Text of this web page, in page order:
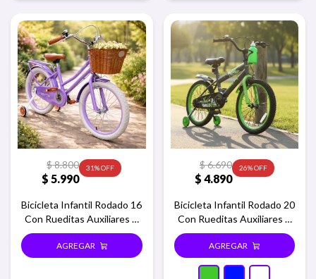
$ 5.990
$8.800 31
Bicicleta Infantil Rodado 16
Con Rueditas Auxiliares Y
Canasto - Violeta
$ 4.890
$6.690 26
Bicicleta Infantil Rodado 20
Con Rueditas Auxiliares Y
Portabotellas - Verde